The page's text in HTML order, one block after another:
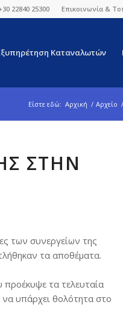
Επικοινωνία &
22840 25300
Καταναλωτών
Είστε εδώ: Αρχική / Αρχείο /
ΣΤΗΝ
των συνεργείων της
τα αποθέματα.
τα τελευταία
να υπάρχει θολότητα στο